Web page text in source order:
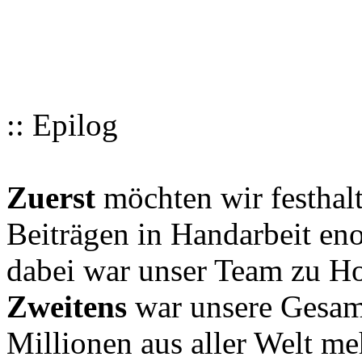
:: Epilog
Zuerst möchten wir
Beiträgen in Handarbeit
dabei war unser Team zu
Zweitens war unsere
Millionen aus aller Welt